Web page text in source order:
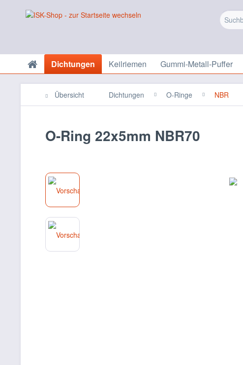
Dichtungen Keilriemen Gummi-Metall-Puffer
Übersicht Dichtungen O-Ringe NBR
O-Ring 22x5mm NBR70